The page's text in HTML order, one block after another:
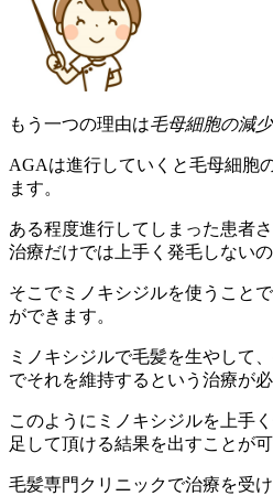
もう一つの理由は毛母細胞の減
AGAは進行していくと毛母細胞
ます。
ある程度進行してしまった患者
治療だけでは上手く発毛しないの
そこでミノキシジルを使うこと
ができます。
ミノキシジルで毛髪を生やして
でそれを維持するという治療が
このようにミノキシジルを上手
足して頂ける結果を出すことが可
毛髪専門クリニックで治療を受